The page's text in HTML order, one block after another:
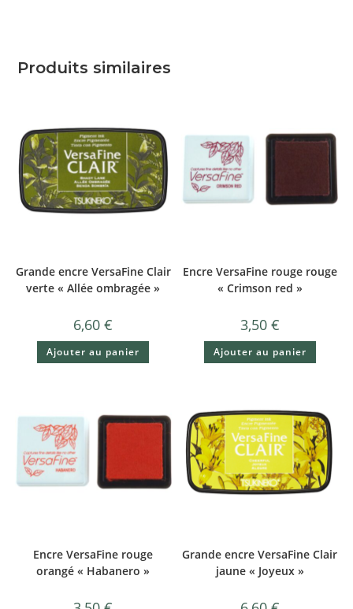
Produits similaires
Grande encre VersaFine Clair
verte « Allée ombragée »
6,60€
Ajouter au panier
Encre VersaFine rouge rouge
« Crimson red »
3,50 €
Ajouter au panier
Encre VersaFine rouge
orangé « Habanero »
Grande encre VersaFine Clair
jaune « Joyeux »